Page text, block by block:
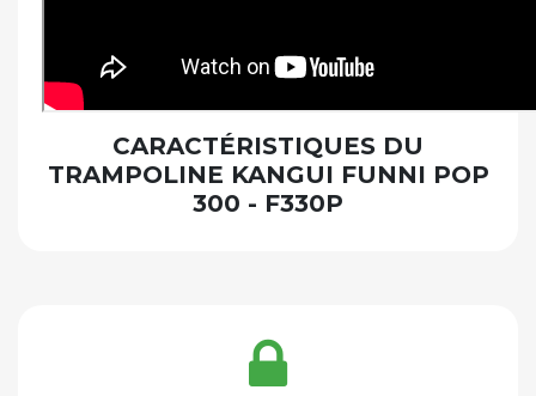
CARACTÉRISTIQUES DU
TRAMPOLINE KANGUI FUNNI POP
300 - F330P